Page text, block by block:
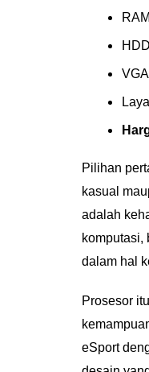
Pilihan
kasual
adalah
komputasi,
dalam hal
Prosesor
eSport